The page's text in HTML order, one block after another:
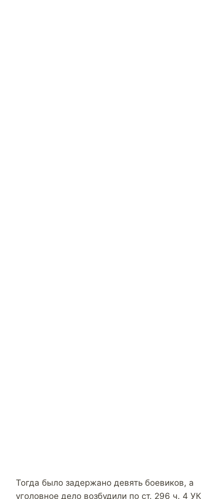
Тогда было задержано девять боевиков, а
уголовное дело возбудили по ст. 296 ч. 4 УК